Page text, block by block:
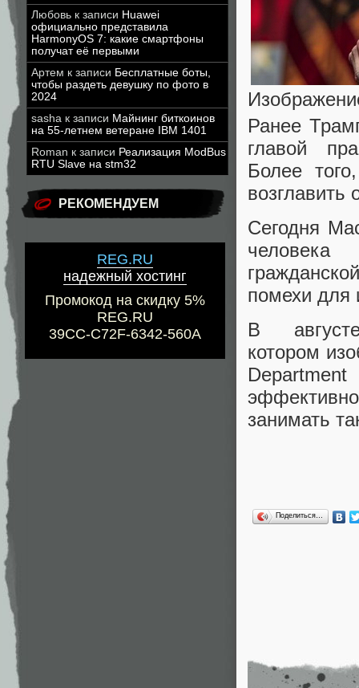
Любовь к записи Huawei
официально представила
HarmonyOS 7: какие смартфоны
получат её первыми
Артем к записи Бесплатные боты,
чтобы раздеть девушку по фото в
2024
sasha к записи Майнинг биткоинов
на 55-летнем ветеране IBM 1401
Roman к записи Реализация ModBus
RTU Slave на stm32
РЕКОМЕНДУЕМ
REG.RU
надежный хостинг
Промокод на скидку 5%
REG.RU
39CC-C72F-6342-560A
Ранее
главой
Более
возглавить
Сегодня
помехи для
В
котором
занимать
Поделиться…